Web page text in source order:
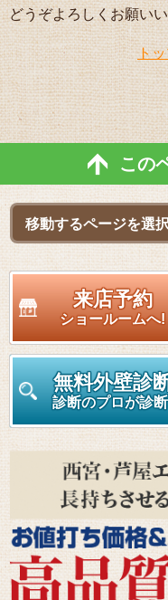
どうぞよろしくお願い
ト
この
来店予約
ショールームへ!
無料外壁診
診断のプロが診